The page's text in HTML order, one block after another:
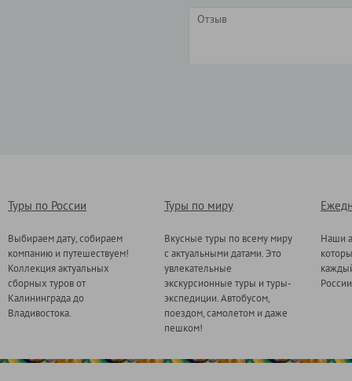
Туры по России
Выбираем дату, собираем
компанию и путешествуем!
Коллекция актуальных
сборных туров от
Калининграда до
Владивостока.
Туры по миру
Вкусные туры по всему миру
с актуальными датами. Это
увлекательные
экскурсионные туры и туры-
экспедиции. Автобусом,
поездом, самолетом и даже
пешком!
Наши